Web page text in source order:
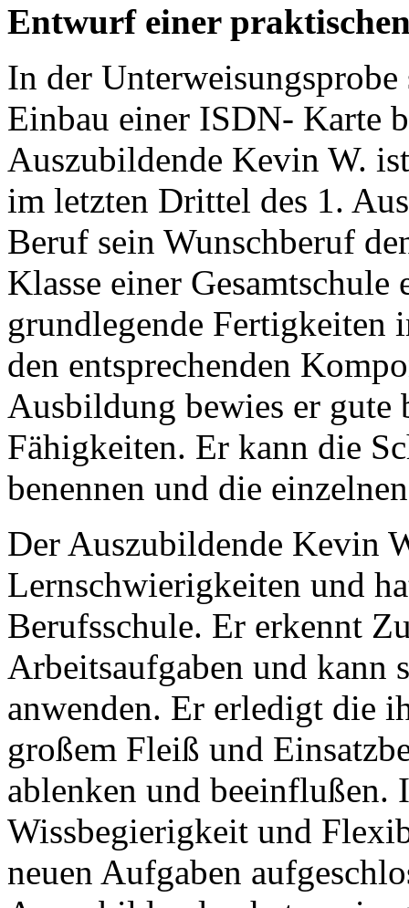
Entwurf einer
In der
Einbau einer ISDN- Karte
Auszubildende Kevin W.
im letzten Drittel des 1.
Beruf sein Wunschberuf
Klasse einer
grundlegende Fertigkeiten
den entsprechenden
Ausbildung bewies er gute
Fähigkeiten. Er kann die
benennen und die
Der Auszubildende Kevin
Lernschwierigkeiten und
Berufsschule. Er erkennt
Arbeitsaufgaben und kann
anwenden. Er erledigt die
großem Fleiß und
ablenken und beeinflußen.
Wissbegierigkeit und
neuen Aufgaben